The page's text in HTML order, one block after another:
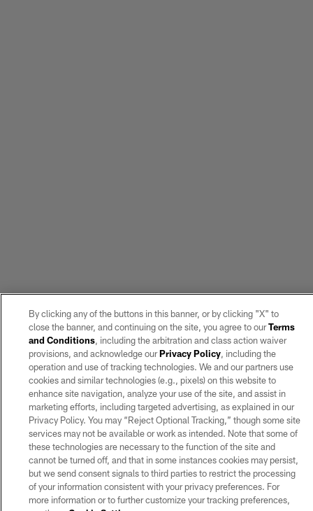
By clicking any of the buttons in this banner, or by clicking "X" to
close the banner, and continuing on the site, you agree to ourTerms
and Conditions, including the arbitration and class action waiver
provisions, and acknowledge ourPrivacy Policy, including the
operation and use of tracking technologies. We and our partners use
cookies and similar technologies (e.g., pixels) on this website to
enhance site navigation, analyze your use of the site, and assist in
marketing efforts, including targeted advertising, as explained in our
Privacy Policy. You may “Reject Optional Tracking,” though some site
services may not be available or work as intended. Note that some of
these technologies are necessary to the function of the site and
cannot be turned off, and that in some instances cookies may persist,
but we send consent signals to third parties to restrict the processing
of your information consistent with your privacy preferences. For
more information or to further customize your tracking preferences,